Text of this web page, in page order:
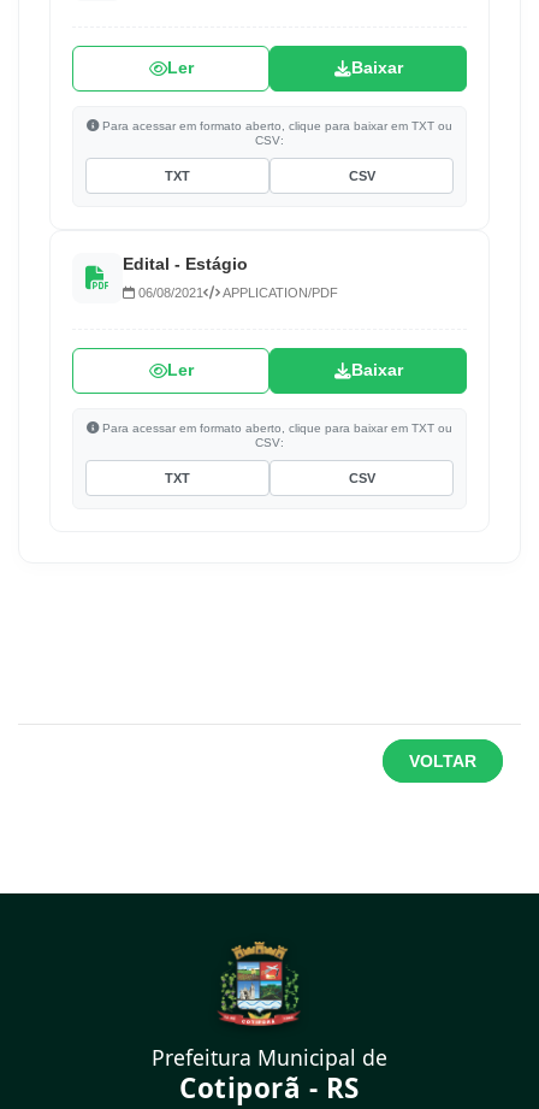
Ler Baixar
Para acessar em formato aberto, clique para baixar em TXT ou
CSV:
TXT CSV
Edital - Estágio
06/08/2021 APPLICATION/PDF
Ler Baixar
Para acessar em formato aberto, clique para baixar em TXT ou
CSV:
TXT CSV
VOLTAR
Prefeitura Municipal de
Cotiporã - RS